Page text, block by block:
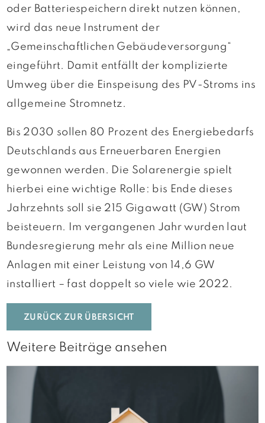
oder Batteriespeichern direkt nutzen können,
wird das neue Instrument der
„Gemeinschaftlichen Gebäudeversorgung“
eingeführt. Damit entfällt der komplizierte
Umweg über die Einspeisung des PV-Stroms ins
allgemeine Stromnetz.
Bis 2030 sollen 80 Prozent des Energiebedarfs
Deutschlands aus Erneuerbaren Energien
gewonnen werden. Die Solarenergie spielt
hierbei eine wichtige Rolle: bis Ende dieses
Jahrzehnts soll sie 215 Gigawatt (GW) Strom
beisteuern. Im vergangenen Jahr wurden laut
Bundesregierung mehr als eine Million neue
Anlagen mit einer Leistung von 14,6 GW
installiert – fast doppelt so viele wie 2022.
ZURÜCK ZUR ÜBERSICHT
Weitere Beiträge ansehen